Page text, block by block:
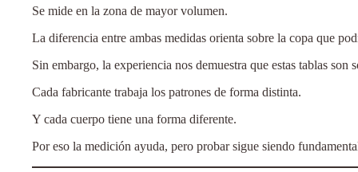
Se mide en la zona de mayor volumen.
La diferencia entre ambas medidas orienta sobre la copa que
Sin embargo, la experiencia nos demuestra que estas tablas son
Cada fabricante trabaja los patrones de forma distinta.
Y cada cuerpo tiene una forma diferente.
Por eso la medición ayuda, pero probar sigue siendo